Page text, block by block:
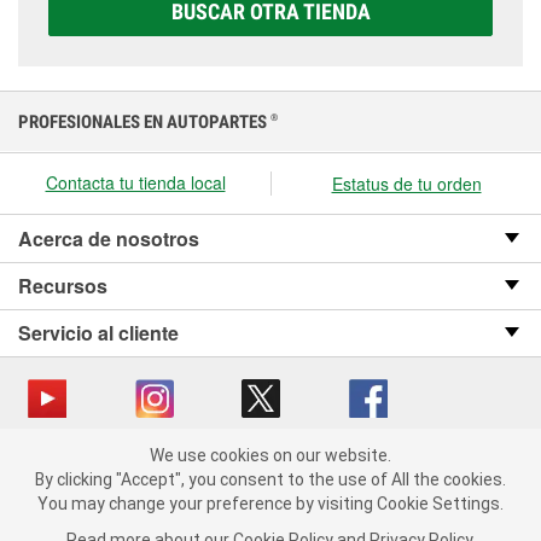
BUSCAR OTRA TIENDA
We use cookies on our website. By clicking "Accept", you consent
to the use of All the cookies.
You may change your preference by visiting Cookie Settings.
PROFESIONALES EN AUTOPARTES ®
Contacta tu tienda local Estatus de tu orden
Acerca de nosotros
Recursos
Servicio al cliente
Copyright © 2008-2026 O’Reilly Auto Parts v OST_3.2.0.0.729 (3) cv1361
catalog_main
Política de privacidad
Ley de transparencia en las cadenas de suministro
We use cookies on our website.
By clicking "Accept", you consent to the use of All the cookies.
You may change your preference by visiting Cookie Settings.